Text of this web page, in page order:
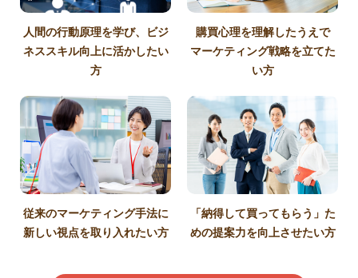
人間の行動原理を学び、ビジ
ネススキル向上に活かしたい
方
購買心理を理解したうえで
マーケティング戦略を立てた
い方
従来のマーケティング手法に
新しい視点を取り入れたい方
「納得して買ってもらう」た
めの提案力を向上させたい方